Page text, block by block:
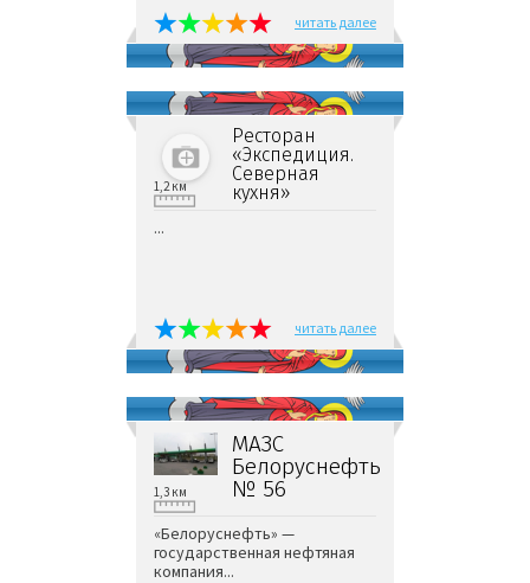
читать далее
Ресторан
«Экспедиция.
Северная
кухня»
1,2 км
...
читать далее
МАЗС
Белоруснефть
№ 56
1,3 км
«Белоруснефть» —
государственная нефтяная
компания...